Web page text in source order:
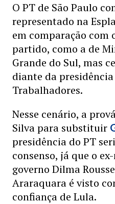
O PT de São Paulo
representado na
em comparação com
partido, como a de
Grande do Sul, mas
diante da
Trabalhadores.
Nesse cenário, a
Silva para substituir
presidência do PT
consenso, já que o
governo Dilma
Araraquara é visto
confiança de Lula.